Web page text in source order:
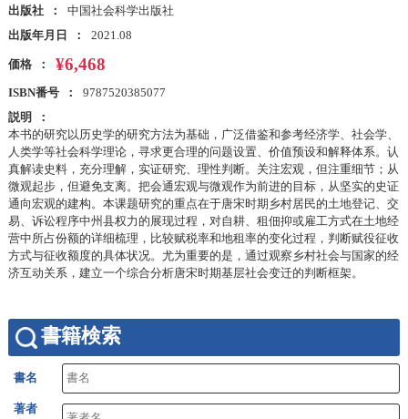
出版社
中国社会科学出版社
出版年月日
2021.08
価格 ¥6,468
ISBN番号
9787520385077
説明
本书的研究以历史学的研究方法为基础，广泛借鉴和参考经济学、社会学、
人类学等社会科学理论，寻求更合理的问题设置、价值预设和解释体系。认
真解读史料，充分理解，实证研究、理性判断。关注宏观，但注重细节；从
微观起步，但避免支离。把会通宏观与微观作为前进的目标，从坚实的史证
通向宏观的建构。本课题研究的重点在于唐宋时期乡村居民的土地登记、交
易、诉讼程序中州县权力的展现过程，对自耕、租佃抑或雇工方式在土地经
营中所占份额的详细梳理，比较赋税率和地租率的变化过程，判断赋役征收
方式与征收额度的具体状况。尤为重要的是，通过观察乡村社会与国家的经
济互动关系，建立一个综合分析唐宋时期基层社会变迁的判断框架。
書籍検索
書名
著者